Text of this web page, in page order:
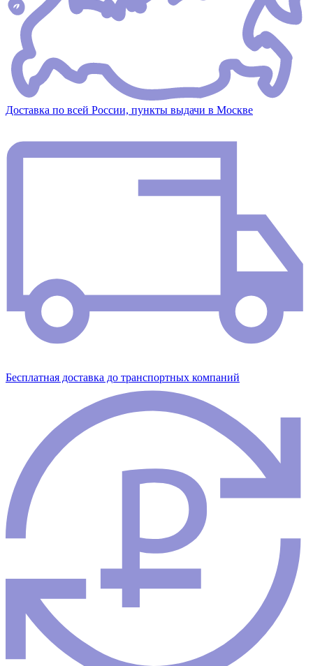
Доставка по всей России, пункты выдачи в Москве
Бесплатная доставка до транспортных компаний